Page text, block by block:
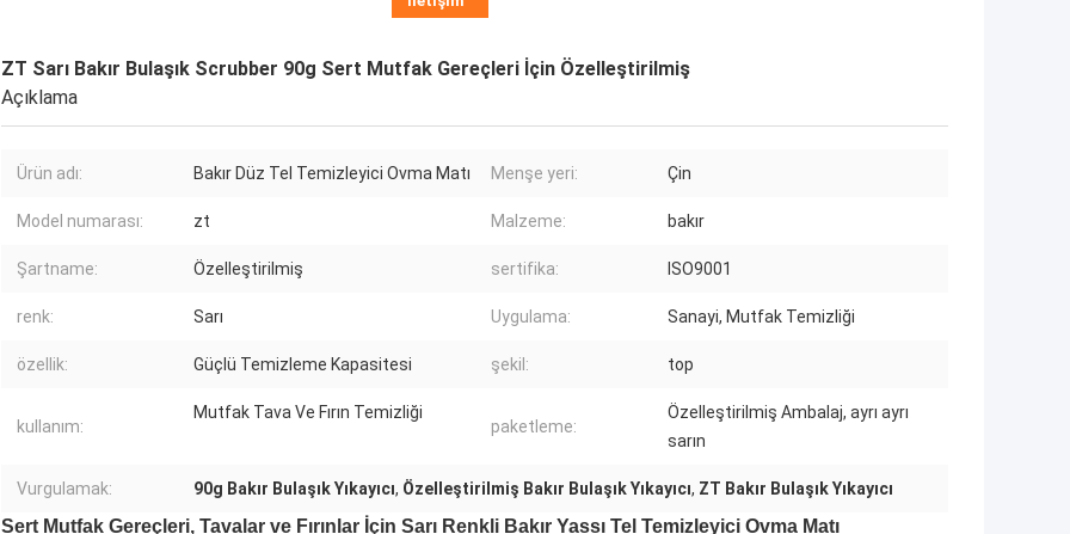
ZT Sarı Bakır Bulaşık Scrubber 90g Sert Mutfak Gereçleri İçin Özelleştirilmiş
Açıklama
Ürün adı: Bakır Düz Tel Temizleyici Ovma Matı Menşe yeri: Çin
Model numarası: zt Malzeme: bakır
Şartname: Özelleştirilmiş sertifika: ISO9001
renk: Sarı Uygulama: Sanayi, Mutfak Temizliği
özellik: Güçlü Temizleme Kapasitesi şekil: top
kullanım:
Mutfak Tava Ve Fırın Temizliği
paketleme:
Özelleştirilmiş Ambalaj, ayrı ayrı
sarın
Vurgulamak: 90g Bakır Bulaşık Yıkayıcı, Özelleştirilmiş Bakır Bulaşık Yıkayıcı, ZT Bakır Bulaşık Yıkayıcı
Sert Mutfak Gereçleri, Tavalar ve Fırınlar İçin Sarı Renkli Bakır Yassı Tel Temizleyici Ovma Matı